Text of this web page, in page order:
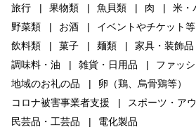
旅行 果物類 魚貝類 肉 米・
野菜類
お酒 イベントやチケット等
飲料類
菓子 麺類 家具・装飾品
調味料・油
雑貨・日用品 ファッ
地域のお礼の品
卵（鶏、烏骨鶏等）
コロナ被害事業者支援
スポーツ・ア
民芸品・工芸品
電化製品